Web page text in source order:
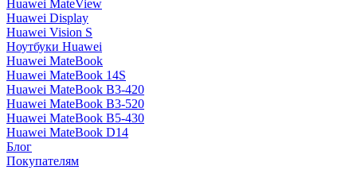
Huawei MateView
Huawei Display
Huawei Vision S
Ноутбуки Huawei
Huawei MateBook
Huawei MateBook 14S
Huawei MateBook B3-420
Huawei MateBook B3-520
Huawei MateBook B5-430
Huawei MateBook D14
Блог
Покупателям